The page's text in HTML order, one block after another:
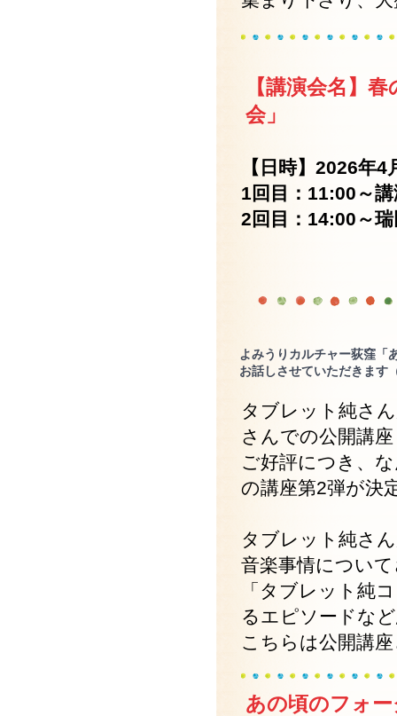
【講演会名】
会」
【日時】2026年4
1回目：11:00～
2回目：14:00～
よみうりカルチャー荻窪「
お話しさせていただきます
タブレット純さ
さんでの公開講座
ご好評につき、
の講座第2弾が決
タブレット純さ
音楽事情につい
「タブレット純
るエピソードな
こちらは公開講
あの頃のフォ